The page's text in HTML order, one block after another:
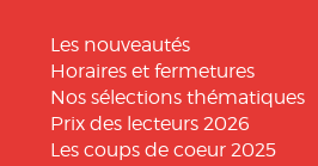
Les nouveautés
Horaires et fermetures
Nos sélections thématiques
Prix des lecteurs 2026
Les coups de coeur 2025